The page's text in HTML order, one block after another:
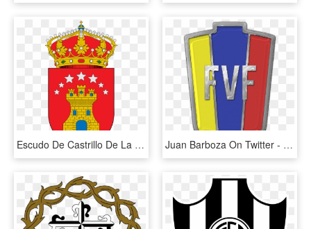
Escudo De Castrillo De La Reina - Escudo De Manjarrez, HD Png Download Juan Barboza On Twitter - Venezuelan Football Federation, HD Png Download